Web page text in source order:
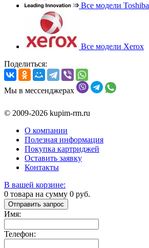
Все модели Toshiba
Все модели Xerox
Поделиться:
Мы в мессенджерах
© 2009-2026 kupim-rm.ru
О компании
Полезная информация
Покупка картриджей
Оставить заявку
Контакты
В вашей корзине:
0 товара на сумму 0 руб.
Отправить запрос
Имя:
Телефон: